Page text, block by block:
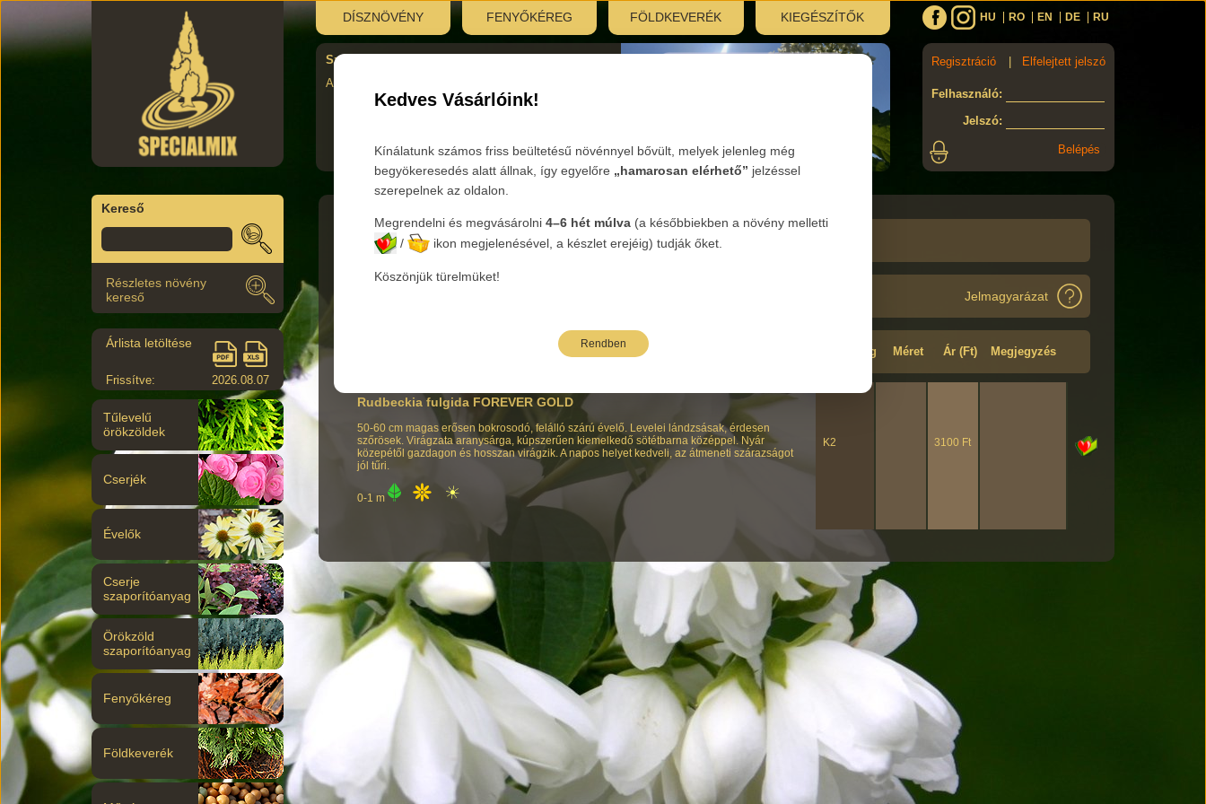
Kedves Vásárlóink!
Kínálatunk számos friss beültetésű növénnyel bővült, melyek jelenleg még
begyökeresedés alatt állnak, így egyelőre „hamarosan elérhető” jelzéssel
szerepelnek az oldalon.
Megrendelni és megvásárolni 4–6 hét múlva (a későbbiekben a növény melletti
/
ikon megjelenésével, a készlet erejéig) tudják őket.
Köszönjük türelmüket!
Rendben
DÍSZNÖVÉNY FENYŐKÉREG FÖLDKEVERÉK KIEGÉSZÍTŐK
Szombati újranyitás:
AUgusztus 29., 7:30–12:00
Tovább
HU RO EN DE RU
Regisztráció Elfelejtett jelszó
Felhasználó:
Jelszó:
Kereső
Részletes növény
kereső
Árlista letöltése
Frissítve: 2026.08.07
Tűlevelű
örökzöldek
Cserjék
Évelők
Cserje
szaporítóanyag
Örökzöld
szaporítóanyag
Fenyőkéreg
Földkeverék
Főkategória:ÉvelőkNemzetség :Rudbeckia - KúpvirágFaj:
Jelmagyarázat
Oldalak: 1 Minőség Méret Ár (Ft) Megjegyzés
Rudbeckia fulgida FOREVER GOLD
50-60 cm magas erősen bokrosodó, felálló szárú évelő. Levelei lándzsásak, érdesen
szőrösek. Virágzata aranysárga, kúpszerűen kiemelkedő sötétbarna középpel. Nyár
közepétől gazdagon és hosszan virágzik. A napos helyet kedveli, az átmeneti szárazságot
jól tűri.
0-1 m
K2 3100 Ft